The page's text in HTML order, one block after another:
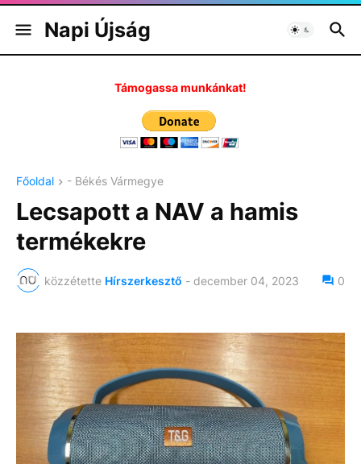
Napi Újság
Támogassa munkánkat!
Főoldal - Békés Vármegye
Lecsapott a NAV a hamis
termékekre
közzétette Hírszerkesztő - december 04, 2023 0